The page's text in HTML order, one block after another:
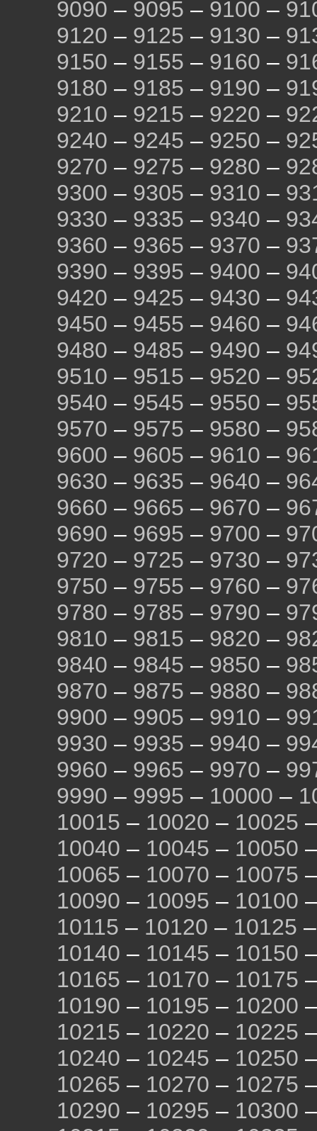
9090 – 9095 – 9100 –
9120 – 9125 – 9130 –
9150 – 9155 – 9160 –
9180 – 9185 – 9190 –
9210 – 9215 – 9220 –
9240 – 9245 – 9250 –
9270 – 9275 – 9280 –
9300 – 9305 – 9310 –
9330 – 9335 – 9340 –
9360 – 9365 – 9370 –
9390 – 9395 – 9400 –
9420 – 9425 – 9430 –
9450 – 9455 – 9460 –
9480 – 9485 – 9490 –
9510 – 9515 – 9520 –
9540 – 9545 – 9550 –
9570 – 9575 – 9580 –
9600 – 9605 – 9610 –
9630 – 9635 – 9640 –
9660 – 9665 – 9670 –
9690 – 9695 – 9700 –
9720 – 9725 – 9730 –
9750 – 9755 – 9760 –
9780 – 9785 – 9790 –
9810 – 9815 – 9820 –
9840 – 9845 – 9850 –
9870 – 9875 – 9880 –
9900 – 9905 – 9910 –
9930 – 9935 – 9940 –
9960 – 9965 – 9970 –
9990 – 9995 – 10000 –
10015 – 10020 – 10025
10040 – 10045 – 10050
10065 – 10070 – 10075
10090 – 10095 – 10100
10115 – 10120 – 10125
10140 – 10145 – 10150
10165 – 10170 – 10175
10190 – 10195 – 10200
10215 – 10220 – 10225
10240 – 10245 – 10250
10265 – 10270 – 10275
10290 – 10295 – 10300